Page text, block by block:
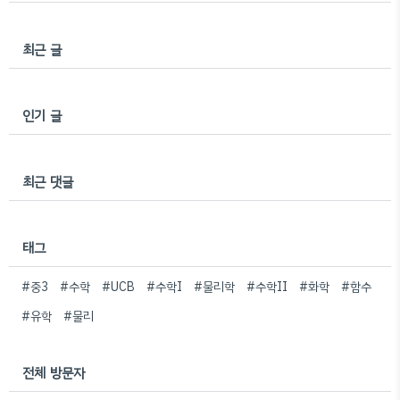
최근 글
인기 글
최근 댓글
태그
#중3 #수학 #UCB #수학I #물리학 #수학II #화학
#함수
#유학
#물리
전체 방문자